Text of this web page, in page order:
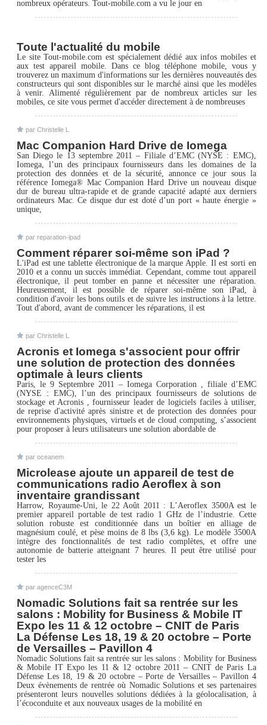
nombreux opérateurs. Tout-mobile.com a vu le jour en
Toute l'actualité du mobile
Le site Tout-mobile.com est spécialement dédié aux infos mobiles et
aux test appareil mobile. Dans ce blog téléphone mobile, vous y
trouverez un maximum d'informations sur les dernières nouveautés des
constructeurs qui sont disponibles sur le marché ainsi que les modèles
à venir. Alimenté régulièrement par de nombreux articles sur les
mobiles, ce site vous permet d'accéder directement à de nombreuses
par Christelle L
Mac Companion Hard Drive de Iomega
San Diego le 13 septembre 2011 – Filiale d’EMC (NYSE : EMC),
Iomega, l’un des principaux fournisseurs dans les domaines de la
protection des données et de la sécurité, annonce ce jour sous la
référence Iomega® Mac Companion Hard Drive un nouveau disque
dur de bureau ultra-rapide et de grande capacité adapté aux derniers
ordinateurs Mac. Ce disque dur est doté d’un port « haute énergie »
unique,
par reparation-ipad
Comment réparer soi-même son iPad ?
L'iPad est une tablette électronique de la marque Apple. Il est sorti en
2010 et a connu un succès immédiat. Cependant, comme tout appareil
électronique, il peut tomber en panne et nécessiter une réparation.
Heureusement, il est possible de réparer soi-même son iPad, à
condition d'avoir les bons outils et de suivre les instructions à la lettre.
Tout d'abord, avant de commencer les réparations, il est
par Christelle L
Acronis et Iomega s'associent pour offrir
une solution de protection des données
optimale à leurs clients
Paris, le 9 Septembre 2011 – Iomega Corporation , filiale d’EMC
(NYSE : EMC), l’un des principaux fournisseurs de solutions de
stockage et Acronis , fournisseur leader de logiciels faciles à utiliser,
de reprise d'activité après sinistre et de protection des données pour
environnements physiques, virtuels et de cloud computing, s’associent
pour proposer à leurs utilisateurs une solution abordable de
par oceanem
Microlease ajoute un appareil de test de
communications radio Aeroflex à son
inventaire grandissant
Harrow, Royaume-Uni, le 22 Août 2011 : L’Aeroflex 3500A est le
premier appareil portable de test radio 1 GHz de l’industrie. Cette
solution robuste est conditionnée dans un boîtier en alliage de
magnésium coulé, et pèse moins de 8 lbs (3,6 kg). Le modèle 3500A
intègre des fonctionnalités de test radio complètes, et offre une
autonomie de batterie atteignant 7 heures. Il peut être utilisé pour
tester les
par agenceC3M
Nomadic Solutions fait sa rentrée sur les
salons : Mobility for Business & Mobile IT
Expo les 11 & 12 octobre – CNIT de Paris
La Défense Les 18, 19 & 20 octobre – Porte
de Versailles – Pavillon 4
Nomadic Solutions fait sa rentrée sur les salons : Mobility for Business
& Mobile IT Expo les 11 & 12 octobre 2011 – CNIT de Paris La
Défense Les 18, 19 & 20 octobre – Porte de Versailles – Pavillon 4
Deux évènements de rentrée où Nomadic Solutions et ses partenaires
présenteront leurs nouvelles solutions dédiées à la géolocalisation, à
l’écoconduite et aux nouveaux usages de la mobilité en